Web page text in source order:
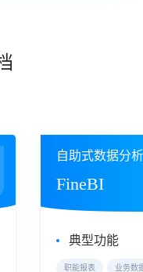
自助式数据分析
FineBI
典型功能
职能报表 业务数